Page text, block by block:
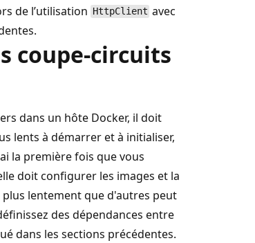
de l’utilisation HttpClient avec
coupe-circuits
dans un hôte Docker, il doit
lents à démarrer et à initialiser,
la première fois que vous
doit configurer les images et la
lentement que d'autres peut
des dépendances entre
dans les sections précédentes.